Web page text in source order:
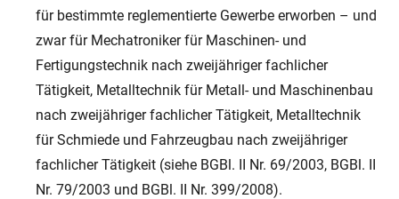
für bestimmte reglementierte Gewerbe erworben – und
zwar für Mechatroniker für Maschinen- und
Fertigungstechnik nach zweijähriger fachlicher
Tätigkeit, Metalltechnik für Metall- und Maschinenbau
nach zweijähriger fachlicher Tätigkeit, Metalltechnik
für Schmiede und Fahrzeugbau nach zweijähriger
fachlicher Tätigkeit (siehe BGBl. II Nr. 69/2003, BGBl. II
Nr. 79/2003 und BGBl. II Nr. 399/2008).